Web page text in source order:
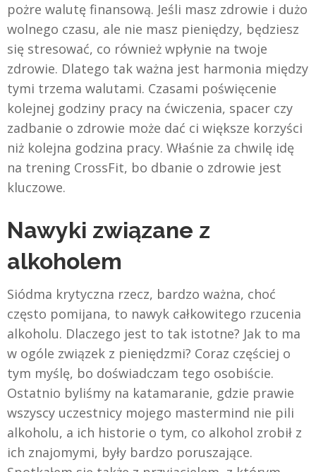
pożre walutę finansową. Jeśli masz zdrowie i dużo
wolnego czasu, ale nie masz pieniędzy, będziesz
się stresować, co również wpłynie na twoje
zdrowie. Dlatego tak ważna jest harmonia między
tymi trzema walutami. Czasami poświęcenie
kolejnej godziny pracy na ćwiczenia, spacer czy
zadbanie o zdrowie może dać ci większe korzyści
niż kolejna godzina pracy. Właśnie za chwilę idę
na trening CrossFit, bo dbanie o zdrowie jest
kluczowe.
Nawyki związane z
alkoholem
Siódma krytyczna rzecz, bardzo ważna, choć
często pomijana, to nawyk całkowitego rzucenia
alkoholu. Dlaczego jest to tak istotne? Jak to ma
w ogóle związek z pieniędzmi? Coraz częściej o
tym myślę, bo doświadczam tego osobiście.
Ostatnio byliśmy na katamaranie, gdzie prawie
wszyscy uczestnicy mojego mastermind nie pili
alkoholu, a ich historie o tym, co alkohol zrobił z
ich znajomymi, były bardzo poruszające.